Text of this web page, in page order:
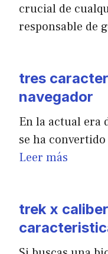
crucial de
responsable de
tres
navegador
En la actual era
se ha
Leer más
trek x